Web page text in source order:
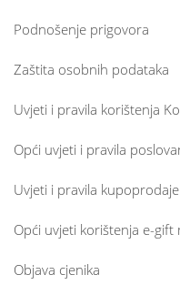
Podnošenje prigovora
Zaštita osobnih podataka
Uvjeti i pravila korištenja
Opći uvjeti i pravila
Uvjeti i pravila
Opći uvjeti korištenja e-gift
Objava cjenika